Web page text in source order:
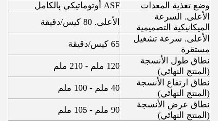
وضع تغذية المعدات
ASF أوتوماتيكي بالكامل
الأعلى. السرعة
الميكانيكية التصميمية
الأعلى. 80 كيس/دقيقة
الأعلى. سرعة تشغيل
مستقرة
65 كيس/دقيقة
نطاق طول الأنسجة
(المنتج النهائي)
120 ملم - 210 ملم
نطاق ارتفاع الأنسجة
(المنتج النهائي)
40 ملم - 100 ملم
نطاق عرض الأنسجة
(المنتج النهائي)
90 ملم - 105 ملم